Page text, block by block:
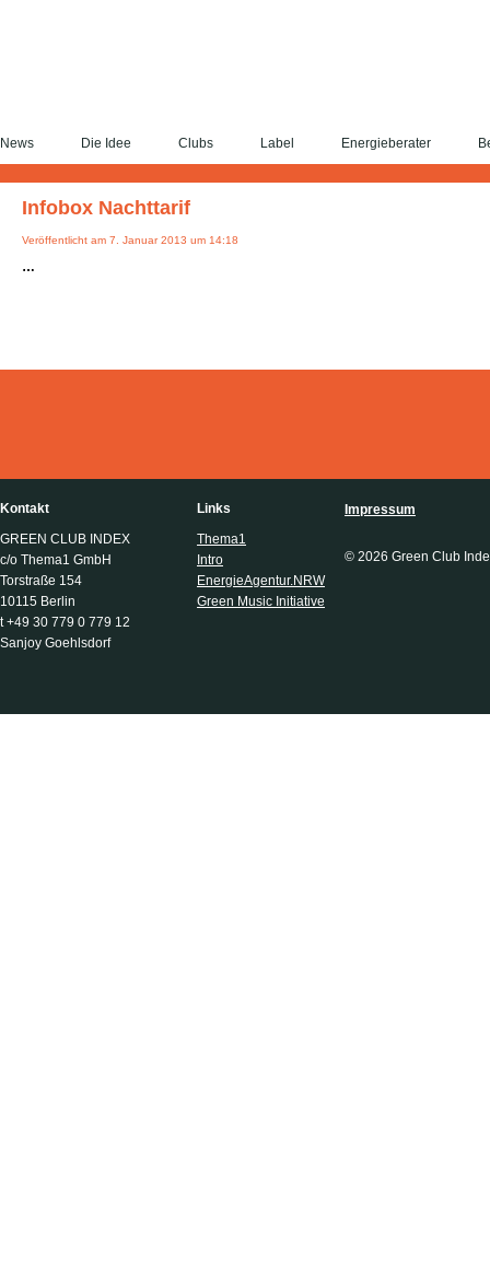
News Die Idee Clubs Label Energieberater
Infobox Nachttarif
Veröffentlicht am 7. Januar 2013 um 14:18
…
Kontakt
GREEN CLUB INDEX
c/o Thema1 GmbH
Torstraße 154
10115 Berlin
t +49 30 779 0 779 12
Sanjoy Goehlsdorf
Links
Thema1
Intro
EnergieAgentur.NRW
Green Music Initiative
Impressum
© 2026 Green Club